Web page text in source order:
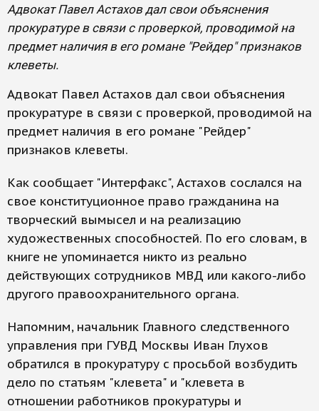
Адвокат Павел Астахов дал свои объяснения
прокуратуре в связи с проверкой, проводимой на
предмет наличия в его романе "Рейдер" признаков
клеветы.
Адвокат Павел Астахов дал свои объяснения
прокуратуре в связи с проверкой, проводимой на
предмет наличия в его романе "Рейдер"
признаков клеветы.
Как сообщает "Интерфакс", Астахов сослался на
свое конституционное право гражданина на
творческий вымысел и на реализацию
художественных способностей. По его словам, в
книге не упоминается никто из реально
действующих сотрудников МВД или какого-либо
другого правоохранительного органа.
Напомним, начальник Главного следственного
управления при ГУВД Москвы Иван Глухов
обратился в прокуратуру с просьбой возбудить
дело по статьям "клевета" и "клевета в
отношении работников прокуратуры и